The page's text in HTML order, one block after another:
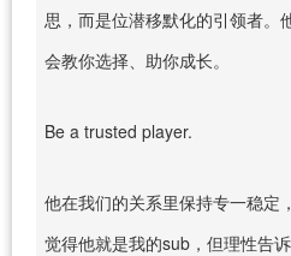
思，而是位潜移默化的引领者。
会教你选择、助你成长。
Be a trusted player.
他在我们的关系里保持专一稳定
觉得他就是我的sub，但理性告